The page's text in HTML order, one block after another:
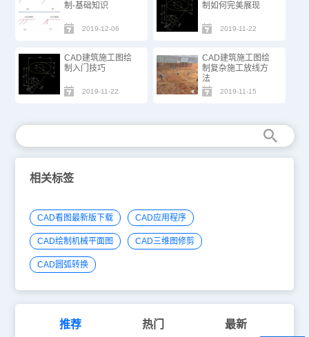
制-基础知识
2019-12-06
制如何完美展现
2019-11-22
CAD建筑施工图绘
制入门技巧
2019-11-22
CAD建筑施工图绘
制复杂施工放线方
法
2019-11-15
相关标签
CAD看图最新版下载 CAD应用程序
CAD绘制机械平面图 CAD三维图修剪
CAD圆弧转换
推荐 热门 最新